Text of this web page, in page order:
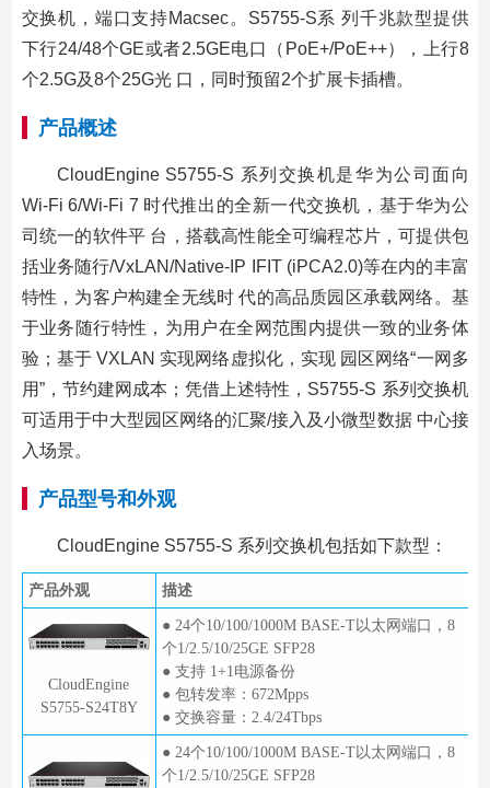
交换机，端口支持Macsec。S5755-S系 列千兆款型提供
下行24/48个GE或者2.5GE电口（PoE+/PoE++），上行8
个2.5G及8个25G光 口，同时预留2个扩展卡插槽。
产品概述
CloudEngine S5755-S 系列交换机是华为公司面向
Wi-Fi 6/Wi-Fi 7 时代推出的全新一代交换机，基于华为公
司统一的软件平 台，搭载高性能全可编程芯片，可提供包
括业务随行/VxLAN/Native-IP IFIT (iPCA2.0)等在内的丰富
特性，为客户构建全无线时 代的高品质园区承载网络。基
于业务随行特性，为用户在全网范围内提供一致的业务体
验；基于 VXLAN 实现网络虚拟化，实现 园区网络“一网多
用”，节约建网成本；凭借上述特性，S5755-S 系列交换机
可适用于中大型园区网络的汇聚/接入及小微型数据 中心接
入场景。
产品型号和外观
CloudEngine S5755-S 系列交换机包括如下款型：
产品外观 描述
CloudEngine
S5755-S24T8Y
● 24个10/100/1000M BASE-T以太网端口，8
个1/2.5/10/25GE SFP28
● 支持 1+1电源备份
● 包转发率：672Mpps
● 交换容量：2.4/24Tbps
● 24个10/100/1000M BASE-T以太网端口，8
个1/2.5/10/25GE SFP28